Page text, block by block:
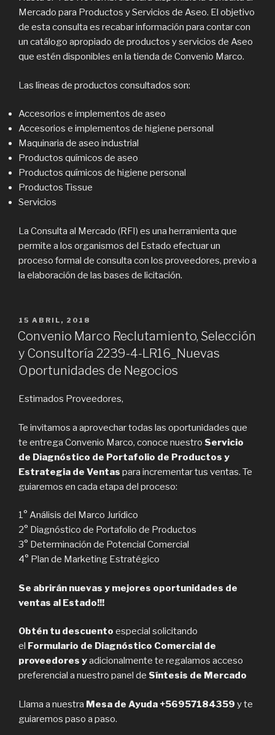
Mercado para Productos y Servicios de Aseo. El objetivo
de esta consulta es recabar información para contar con
un catálogo apropiado de productos y servicios de Aseo
que estén disponibles en la tienda de Convenio Marco.
Las líneas de productos consultados son:
Accesorios e implementos de aseo
Accesorios e implementos de higiene personal
Maquinaria de aseo industrial
Productos químicos de aseo
Productos químicos de higiene personal
Productos Tissue
Servicios
La Consulta al Mercado (RFI) es una herramienta que
permite a los organismos del Estado efectuar un
proceso formal de consulta con los proveedores, previo a
la elaboración de las bases de licitación.
PUBLICADO
EN
15 ABRIL, 2018
Convenio Marco Reclutamiento, Selección
y Consultoría 2239-4-LR16_Nuevas
Oportunidades de Negocios
Estimados Proveedores,
Te invitamos a aprovechar todas las oportunidades que
te entrega Convenio Marco, conoce nuestro Servicio
de Diagnóstico de Portafolio de Productos y
Estrategia de Ventas para incrementar tus ventas. Te
guiaremos en cada etapa del proceso:
1° Análisis del Marco Jurídico
2° Diagnóstico de Portafolio de Productos
3° Determinación de Potencial Comercial
4° Plan de Marketing Estratégico
Se abrirán nuevas y mejores oportunidades de
ventas al Estado!!!
Obtén tu descuento especial solicitando
el Formulario de Diagnóstico Comercial de
proveedores yadicionalmente te regalamos acceso
preferencial a nuestro panel de Síntesis de Mercado
Llama a nuestra Mesa de Ayuda +56957184359 y te
guiaremos paso a paso.